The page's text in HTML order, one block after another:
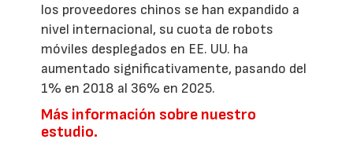
los proveedores chinos se han expandido a
nivel internacional, su cuota de robots
móviles desplegados en EE. UU. ha
aumentado significativamente, pasando del
1% en 2018 al 36% en 2025.
Más información sobre nuestro
estudio.